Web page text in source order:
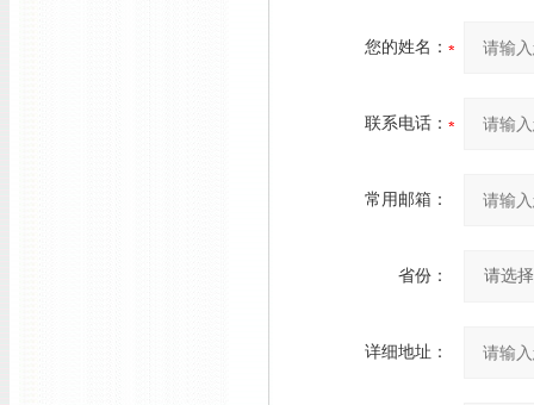
您的姓名：
联系电话：
常用邮箱：
省份：
详细地址：